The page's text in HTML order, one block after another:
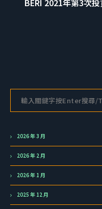
2026 年 3 月
2026 年 2 月
2026 年 1 月
2025 年 12 月